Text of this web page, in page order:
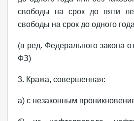
свободы на срок до пяти
свободы на срок до одного
(в ред. Федерального закона
ФЗ)
3. Кража, совершенная:
а) с незаконным